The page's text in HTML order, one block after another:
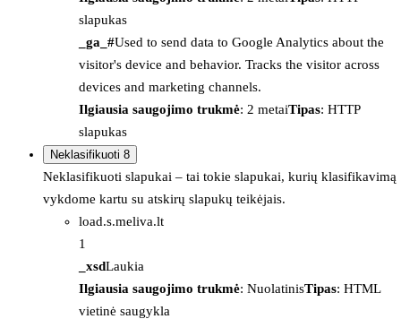
slapukas
_ga_#Used to send data to Google Analytics about the
visitor's device and behavior. Tracks the visitor across
devices and marketing channels.
Ilgiausia saugojimo trukmė: 2 metaiTipas: HTTP
slapukas
Neklasifikuoti 8
Neklasifikuoti slapukai – tai tokie slapukai, kurių klasifikavimą
vykdome kartu su atskirų slapukų teikėjais.
load.s.meliva.lt
1
_xsdLaukia
Ilgiausia saugojimo trukmė: NuolatinisTipas: HTML
vietinė saugykla